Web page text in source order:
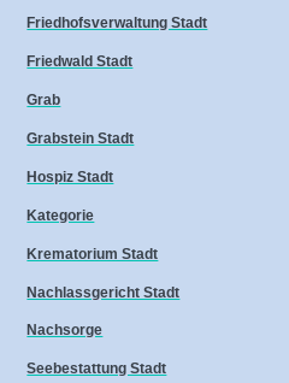
Friedhofsverwaltung Stadt
Friedwald Stadt
Grab
Grabstein Stadt
Hospiz Stadt
Kategorie
Krematorium Stadt
Nachlassgericht Stadt
Nachsorge
Seebestattung Stadt